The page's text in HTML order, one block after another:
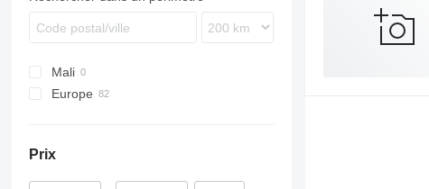
SPR
Mali
Europe
Portugal
Prix